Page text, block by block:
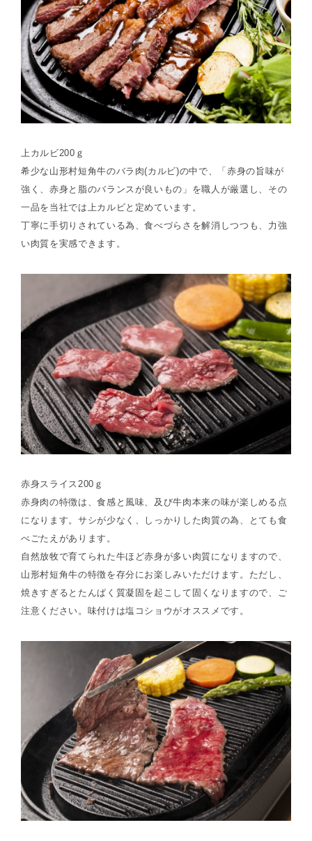
上カルビ200ｇ
希少な山形村短角牛のバラ肉(カルビ)の中で、「赤身の旨味が
強く、赤身と脂のバランスが良いもの」を職人が厳選し、その
一品を当社では上カルビと定めています。
丁寧に手切りされている為、食べづらさを解消しつつも、力強
い肉質を実感できます。
赤身スライス200ｇ
赤身肉の特徴は、食感と風味、及び牛肉本来の味が楽しめる点
になります。サシが少なく、しっかりした肉質の為、とても食
べごたえがあります。
自然放牧で育てられた牛ほど赤身が多い肉質になりますので、
山形村短角牛の特徴を存分にお楽しみいただけます。ただし、
焼きすぎるとたんぱく質凝固を起こして固くなりますので、ご
注意ください。味付けは塩コショウがオススメです。